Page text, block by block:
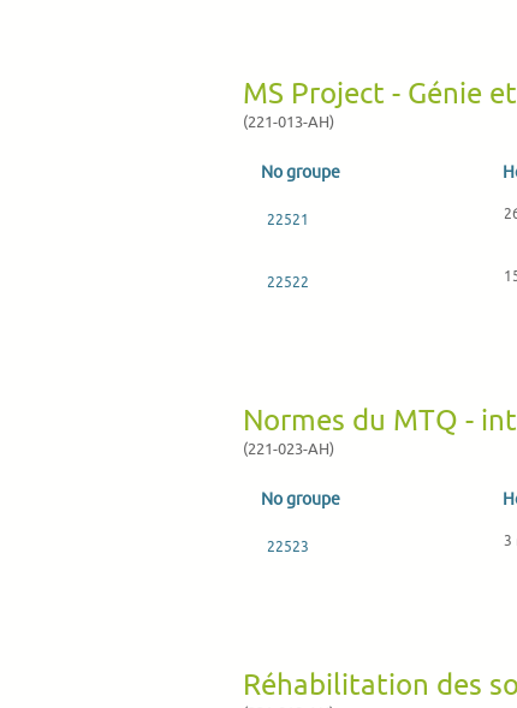
MS Project - Génie
(221-013-AH)
No groupe
22521
22522
Normes du MTQ -
(221-023-AH)
No groupe
22523 3
Réhabilitation des